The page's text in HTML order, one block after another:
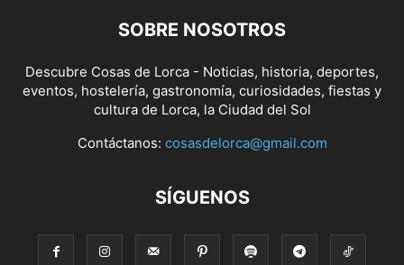
SOBRE NOSOTROS
Descubre Cosas de Lorca - Noticias, historia, deportes,
eventos, hostelería, gastronomía, curiosidades, fiestas y
cultura de Lorca, la Ciudad del Sol
Contáctanos: cosasdelorca@gmail.com
SÍGUENOS